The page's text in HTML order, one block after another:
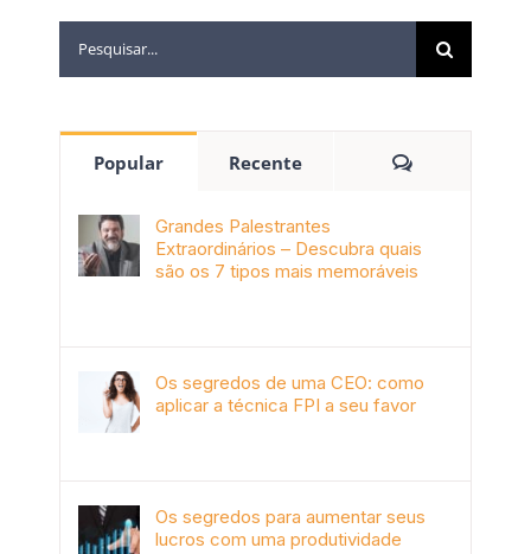
Popular Recente
Grandes Palestrantes
Extraordinários – Descubra quais
são os 7 tipos mais memoráveis
Os segredos de uma CEO: como
aplicar a técnica FPI a seu favor
Os segredos para aumentar seus
lucros com uma produtividade